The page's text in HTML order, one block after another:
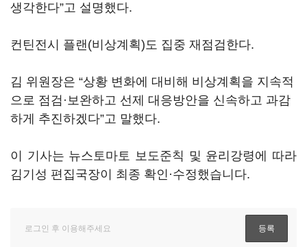
생각한다”고 설명했다.
컨틴전시 플랜(비상계획)도 집중 재점검한다.
김 위원장은 “상황 변화에 대비해 비상계획을 지속적
으로 점검·보완하고 선제 대응방안을 신속하고 과감
하게 추진하겠다”고 말했다.
이 기사는 뉴스토마토 보도준칙 및 윤리강령에 따라
김기성 편집국장이 최종 확인·수정했습니다.